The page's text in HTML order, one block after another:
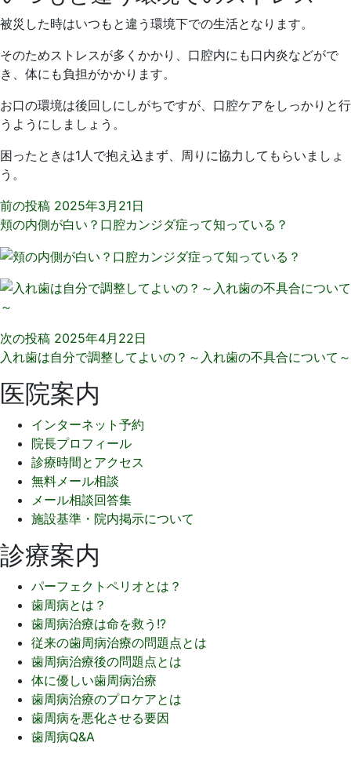
被災した時はいつもと違う環境下での生活となります。
そのためストレスが多くかかり、口腔内にも口内炎などがで
き、体にも負担がかかります。
お口の環境は後回しにしがちですが、口腔ケアをしっかりと行
うようにしましょう。
困ったときは1人で抱え込まず、周りに協力してもらいましょ
う。
前の投稿 2025年3月21日
頬の内側が白い？口腔カンジダ症って知っている？
次の投稿 2025年4月22日
入れ歯は自分で調整してよいの？～入れ歯の不具合について～
医院案内
インターネット予約
院長プロフィール
診療時間とアクセス
無料メール相談
メール相談回答集
施設基準・院内掲示について
診療案内
パーフェクトペリオとは？
歯周病とは？
歯周病治療は命を救う!?
従来の歯周病治療の問題点とは
歯周病治療後の問題点とは
体に優しい歯周病治療
歯周病治療のプロケアとは
歯周病を悪化させる要因
歯周病Q&A